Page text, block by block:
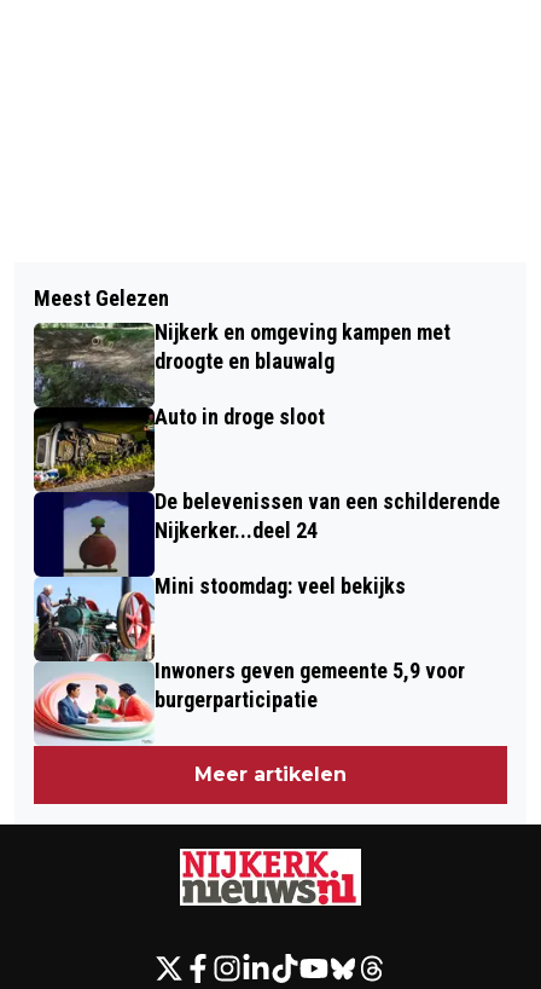
DIGISTERKER DIPLOMA'S UITGEREIKT
VERGUNNING NEW YORK PIZZA TEN
ONRECHTE AFGEGEVEN
Meest Gelezen
Nijkerk en omgeving kampen met
droogte en blauwalg
Auto in droge sloot
De belevenissen van een schilderende
Nijkerker...deel 24
Mini stoomdag: veel bekijks
Inwoners geven gemeente 5,9 voor
burgerparticipatie
Meer artikelen